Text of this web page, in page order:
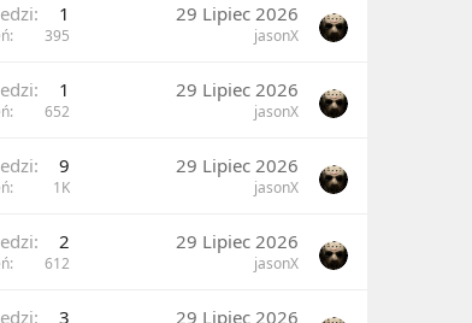
1
395
29 Lipiec 2026
jasonX
1
652
29 Lipiec 2026
jasonX
9
1K
29 Lipiec 2026
jasonX
2
612
29 Lipiec 2026
jasonX
3 29 Lipiec 2026